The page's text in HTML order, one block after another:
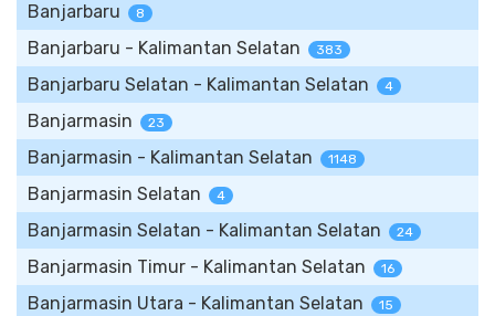
Banjarbaru 8
Banjarbaru - Kalimantan Selatan 383
Banjarbaru Selatan - Kalimantan Selatan 4
Banjarmasin 23
Banjarmasin - Kalimantan Selatan 1148
Banjarmasin Selatan 4
Banjarmasin Selatan - Kalimantan Selatan 24
Banjarmasin Timur - Kalimantan Selatan 16
Banjarmasin Utara - Kalimantan Selatan 15